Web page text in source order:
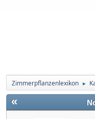
Zimmerpflanzenlexikon ►
«